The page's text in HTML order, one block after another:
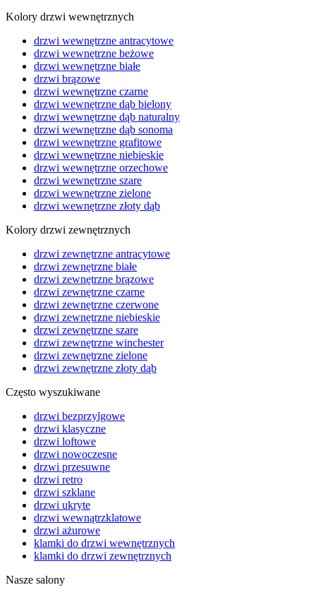
Kolory drzwi wewnętrznych
drzwi wewnętrzne antracytowe
drzwi wewnętrzne beżowe
drzwi wewnętrzne białe
drzwi brązowe
drzwi wewnętrzne czarne
drzwi wewnętrzne dąb bielony
drzwi wewnętrzne dąb naturalny
drzwi wewnętrzne dąb sonoma
drzwi wewnętrzne grafitowe
drzwi wewnętrzne niebieskie
drzwi wewnętrzne orzechowe
drzwi wewnętrzne szare
drzwi wewnętrzne zielone
drzwi wewnętrzne złoty dąb
Kolory drzwi zewnętrznych
drzwi zewnętrzne antracytowe
drzwi zewnętrzne białe
drzwi zewnętrzne brązowe
drzwi zewnętrzne czarne
drzwi zewnętrzne czerwone
drzwi zewnętrzne niebieskie
drzwi zewnętrzne szare
drzwi zewnętrzne winchester
drzwi zewnętrzne zielone
drzwi zewnętrzne złoty dąb
Często wyszukiwane
drzwi bezprzylgowe
drzwi klasyczne
drzwi loftowe
drzwi nowoczesne
drzwi przesuwne
drzwi retro
drzwi szklane
drzwi ukryte
drzwi wewnątrzklatowe
drzwi ażurowe
klamki do drzwi wewnętrznych
klamki do drzwi zewnętrznych
Nasze salony